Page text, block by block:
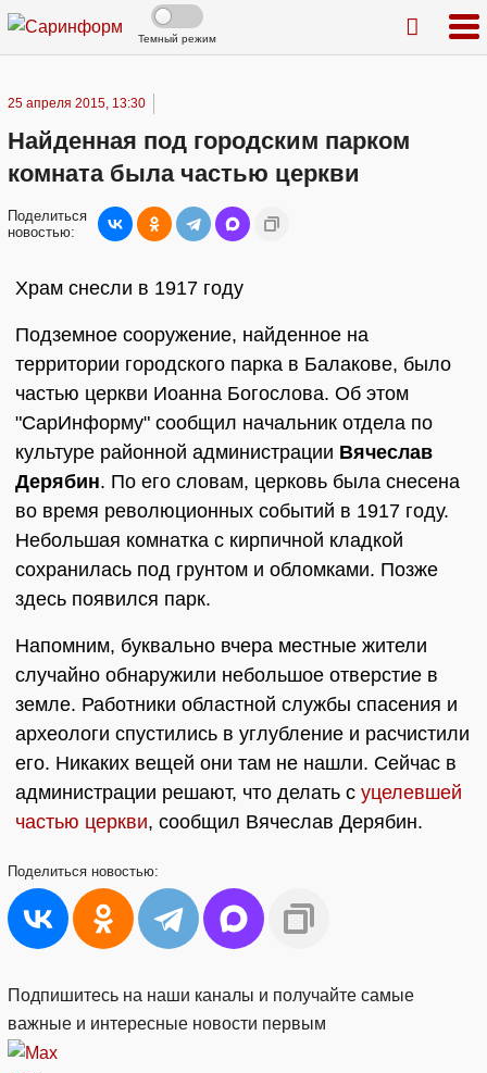
Темный режим
25 апреля 2015, 13:30
Найденная под городским парком
комната была частью церкви
Поделиться
новостью:
Храм снесли в 1917 году
Подземное сооружение, найденное на
территории городского парка в Балакове, было
частью церкви Иоанна Богослова. Об этом
"СарИнформу" сообщил начальник отдела по
культуре районной администрации Вячеслав
Дерябин. По его словам, церковь была снесена
во время революционных событий в 1917 году.
Небольшая комнатка с кирпичной кладкой
сохранилась под грунтом и обломками. Позже
здесь появился парк.
Напомним, буквально вчера местные жители
случайно обнаружили небольшое отверстие в
земле. Работники областной службы спасения и
археологи спустились в углубление и расчистили
его. Никаких вещей они там не нашли. Сейчас в
администрации решают, что делать с уцелевшей
частью церкви, сообщил Вячеслав Дерябин.
Поделиться новостью:
Подпишитесь на наши каналы и получайте самые
важные и интересные новости первым